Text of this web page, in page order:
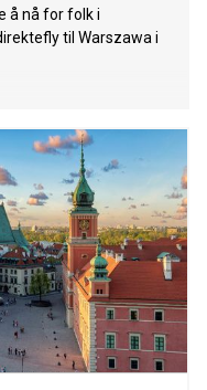
å nå for folk i
til Warszawa i